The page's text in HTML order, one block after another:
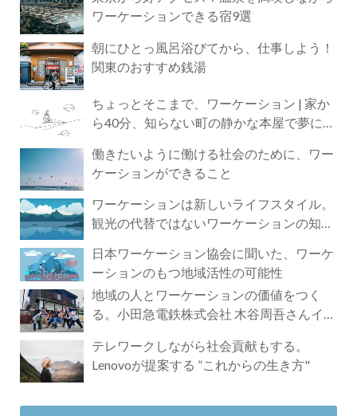
ワーケーションできる宿9選
朝にひとっ風呂浴びてから、仕事しよう！
関東のおすすめ銭湯
ちょっとそこまで、ワーケーション | 家か
ら40分、知らない町の静かな本屋で夢に近
働きたいように働ける社会のために、ワー
ケーションができること
ワーケーションは新しいライフスタイル。
観光の代替ではないワーケーションの知ら
日本ワーケーション協会に聞いた、ワーケ
ーションのもつ地域活性の可能性
地域の人とワーケーションの価値をつく
る。小田急電鉄株式会社 木谷周吾さんイン
テレワークしながら社会貢献もする。
Lenovoが提案する ”これからの生き方"